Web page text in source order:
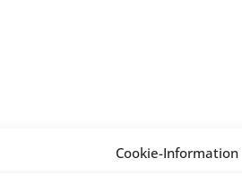
Cookie-Information